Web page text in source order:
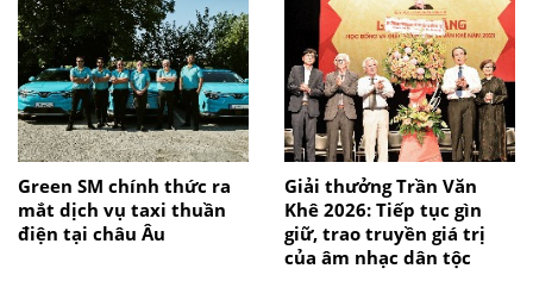
Green SM chính thức ra
mắt dịch vụ taxi thuần
điện tại châu Âu
Giải thưởng Trần Văn
Khê 2026: Tiếp tục gìn
giữ, trao truyền giá trị
của âm nhạc dân tộc